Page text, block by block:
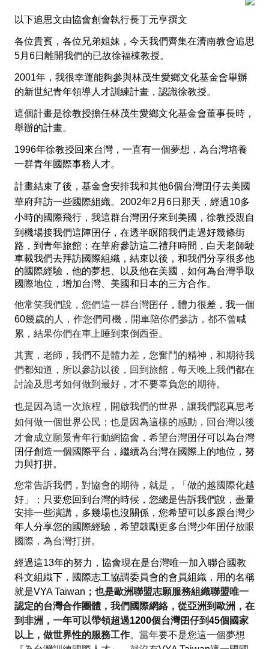
以下追思文由協會創會執行長丁元亨撰文
各位貴賓，各位兄弟姐妹，今天我們齊集在濟南教會追思
5月 6日離開我們的已故徐福棟教授。
2001年，我很幸運能夠參與林茂生愛鄉文化基金會舉辦
的新世紀青年領導人才訓練計畫，認識徐教授。
這個計畫是徐教授擔任林茂生愛鄉文化基金會董事長時，
舉辦的計畫。
1996年徐教授回來台灣，一直有一個夢想，為台灣培養
一群青年國際事務人才。
計畫結束了後，基金會安排我和其他6個台灣囝仔去美國
華府拜訪一些國際組織。 2002年2月 6日那天，經過10多
小時的國際飛行，我這群台灣囝仔來到 美國，徐教授親自
到機場接我們這陣囝仔，在透半瞑陪我們走過好幾條街
路，到青年旅館；在華府參訪這二禮拜時間，白天老師駛
車載我們去拜訪國際組織，結束以後，和我們分享很多他
的國際經驗，他的夢想、以及他在美國，如何為台灣爭取
國際地位，增加台灣、美國和日本的三方合作。
他常笑我們說，您們這一群台灣囝仔，體力很差，我一個
60幾歲的人，作您們司機，開車陪你們參訪，都不曾喊
累，結果你們在車上睡到東倒西歪。
其實，老師，我們不是體力差，您奮鬥的精神，和期待我
們都知道，所以參訪以後，回到旅館，每天晚上我們都在
討論及思考如何做到最好，才不要辜負您的期待。
也是因為這一次旅程，開啟我們的世界，讓我們認真思考
如何做一個世界公民；也是因為這樣的感動，回台灣以後
才會成立願景青年行動網協會，希望台灣囝仔可以為台灣
囝仔創造一個國際平台，繼續為台灣在國際上的地位，努
力與打拼。
您常告訴我們，對協會的期待，就是，「做的越國際化越
好」； 只要您回到台灣的時候，您總是告訴我們說，盡量
安排一些演講，多幾場也沒關係，您希望可以多跟台灣少
年人分享您的國際經驗，希望鼓勵更多台灣少年囝仔放眼
國際，為台灣打拼。
經過這13年的努力，協會現在是台灣唯一加入聯合國教
科文組織下，國際志工協調委員會的會員組織，用的名稱
就是VYA Taiwan ；也是歐洲聯盟志願服務組織聯盟唯一
認定的台灣合作團體，我們國際網絡，從亞洲到歐洲，在
到非洲，一年可以帶領超過1200個台灣囝仔到45個國家
以上，做世界性的服務工作。當年要不是您這一個夢想